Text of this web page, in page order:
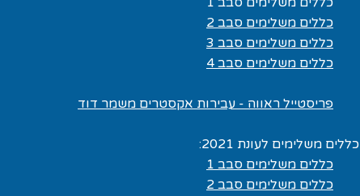
כללים משלימים סבב 2
כללים משלימים סבב 3
כללים משלימים סבב 4
פריסטייל ראווה - עבירות אקסטרים משמר דוד
כללים משלימים לעונת 2021:
כללים משלימים סבב 1
כללים משלימים סבב 2